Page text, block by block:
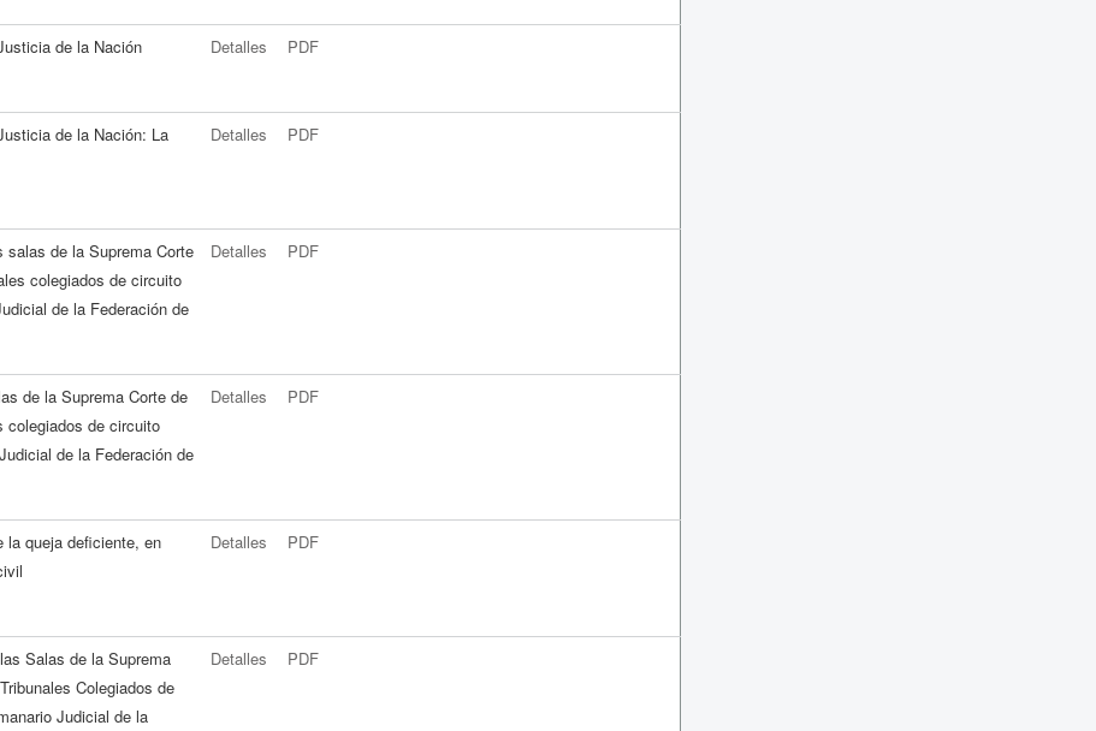
de la Nación Detalles PDF
de la Nación: La
Detalles PDF
de la Suprema Corte
colegiados de circuito
de la Federación de
Detalles PDF
de la Suprema Corte de
colegiados de circuito
de la Federación de
Detalles PDF
la queja deficiente, en
Detalles PDF
Salas de la Suprema
Colegiados de
Judicial de la
Detalles PDF